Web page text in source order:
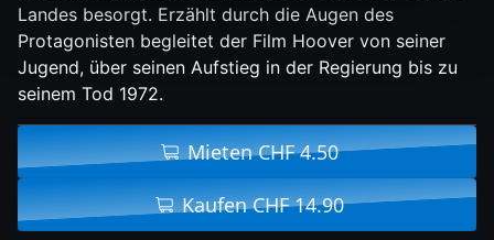
Landes besorgt. Erzählt durch die Augen des
Protagonisten begleitet der Film Hoover von seiner
Jugend, über seinen Aufstieg in der Regierung bis zu
seinem Tod 1972.
Mieten CHF 4.50
Kaufen CHF 14.90